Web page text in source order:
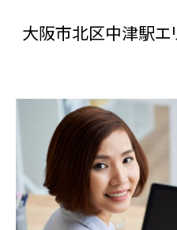
大阪市北区中津駅エ